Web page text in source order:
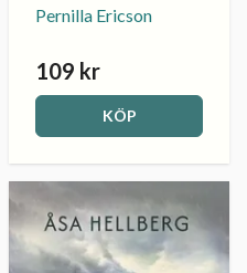
Pernilla Ericson
109 kr
KÖP